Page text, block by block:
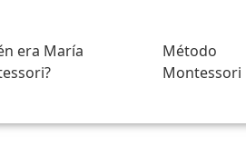
era María
Método
Montessori